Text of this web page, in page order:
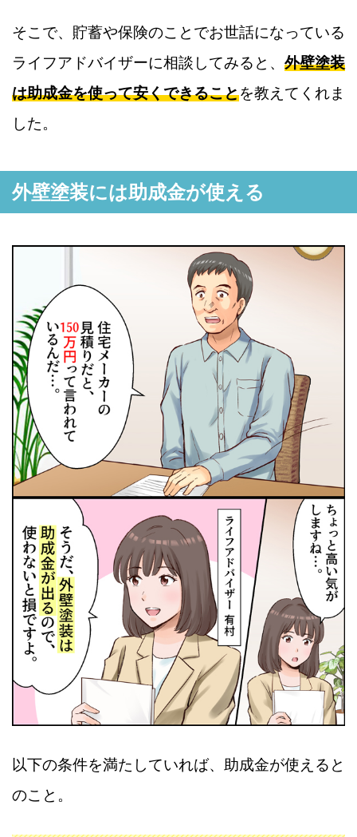
そこで、貯蓄や保険のことでお世話になっている
ライフアドバイザーに相談してみると、 外壁塗装
は助成金を使って安くできることを教えてくれま
した。
外壁塗装には助成金が使える
以下の条件を満たしていれば、助成金が使えると
のこと。